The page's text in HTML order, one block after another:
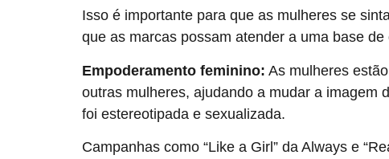
Isso é importante para que as mulheres se
que as marcas possam atender a uma base
Empoderamento feminino: As mulheres
outras mulheres, ajudando a mudar a imagem
foi estereotipada e sexualizada.
Campanhas como “Like a Girl” da Always e